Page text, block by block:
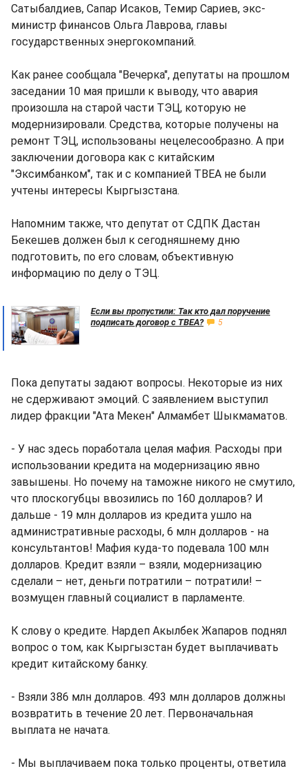
Сатыбалдиев, Сапар Исаков, Темир Сариев, экс-
министр финансов Ольга Лаврова, главы
государственных энергокомпаний.
Как ранее сообщала "Вечерка", депутаты на прошлом
заседании 10 мая пришли к выводу, что авария
произошла на старой части ТЭЦ, которую не
модернизировали. Средства, которые получены на
ремонт ТЭЦ, использованы нецелесообразно. А при
заключении договора как с китайским
"Эксимбанком", так и с компанией ТВЕА не были
учтены интересы Кыргызстана.
Напомним также, что депутат от СДПК Дастан
Бекешев должен был к сегодняшнему дню
подготовить, по его словам, объективную
информацию по делу о ТЭЦ.
Если вы пропустили: Так кто дал поручение
подписать договор с ТВЕА?
5
Пока депутаты задают вопросы. Некоторые из них
не сдерживают эмоций. С заявлением выступил
лидер фракции "Ата Мекен" Алмамбет Шыкмаматов.
- У нас здесь поработала целая мафия. Расходы при
использовании кредита на модернизацию явно
завышены. Но почему на таможне никого не смутило,
что плоскогубцы ввозились по 160 долларов? И
дальше - 19 млн долларов из кредита ушло на
административные расходы, 6 млн долларов - на
консультантов! Мафия куда-то подевала 100 млн
долларов. Кредит взяли – взяли, модернизацию
сделали – нет, деньги потратили – потратили! –
возмущен главный социалист в парламенте.
К слову о кредите. Нардеп Акылбек Жапаров поднял
вопрос о том, как Кыргызстан будет выплачивать
кредит китайскому банку.
- Взяли 386 млн долларов. 493 млн долларов должны
возвратить в течение 20 лет. Первоначальная
выплата не начата.
- Мы выплачиваем пока только проценты, ответила